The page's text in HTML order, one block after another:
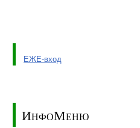
ЕЖЕ-вход
ИнфоМеню